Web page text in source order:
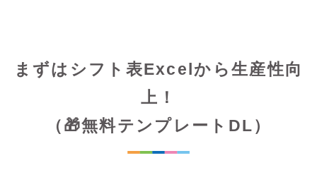
まずはシフト表Excelから生産性向
上！
（🎁無料テンプレートDL）